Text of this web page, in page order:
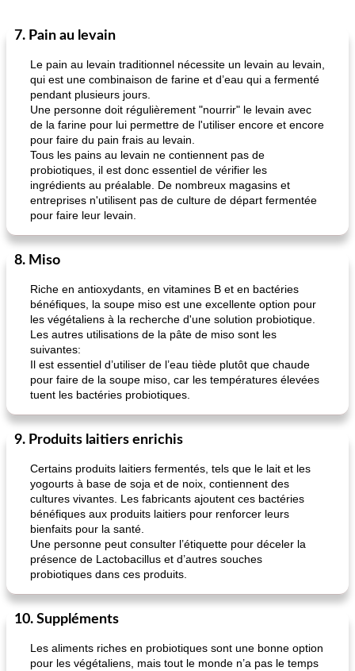
Déjeuner / Snacks
pois chiches rôtis aux épices amandes au cheddar rôti
7. Pain au levain
Le pain au levain traditionnel nécessite un levain au levain,
qui est une combinaison de farine et d’eau qui a fermenté
pendant plusieurs jours.
Une personne doit régulièrement "nourrir" le levain avec
de la farine pour lui permettre de l'utiliser encore et encore
pour faire du pain frais au levain.
Tous les pains au levain ne contiennent pas de
probiotiques, il est donc essentiel de vérifier les
ingrédients au préalable. De nombreux magasins et
entreprises n'utilisent pas de culture de départ fermentée
pour faire leur levain.
8. Miso
Riche en antioxydants, en vitamines B et en bactéries
bénéfiques, la soupe miso est une excellente option pour
les végétaliens à la recherche d'une solution probiotique.
Les autres utilisations de la pâte de miso sont les
suivantes:
Il est essentiel d’utiliser de l’eau tiède plutôt que chaude
pour faire de la soupe miso, car les températures élevées
tuent les bactéries probiotiques.
9. Produits laitiers enrichis
Certains produits laitiers fermentés, tels que le lait et les
yogourts à base de soja et de noix, contiennent des
cultures vivantes. Les fabricants ajoutent ces bactéries
bénéfiques aux produits laitiers pour renforcer leurs
bienfaits pour la santé.
Une personne peut consulter l’étiquette pour déceler la
présence de Lactobacillus et d’autres souches
probiotiques dans ces produits.
10. Suppléments
Les aliments riches en probiotiques sont une bonne option
pour les végétaliens, mais tout le monde n’a pas le temps